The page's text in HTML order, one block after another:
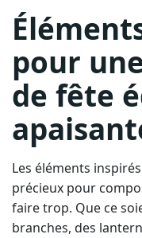
pour
de fête
Les éléments
précieux pour
faire trop. Que ce
branches, des